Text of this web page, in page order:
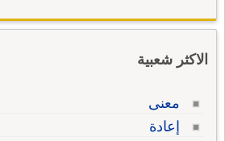
الاكثر شعبية
معنى
إعادة